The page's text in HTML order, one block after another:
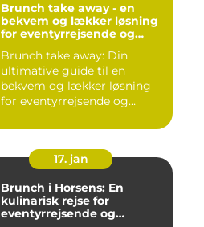
Brunch take away - en
bekvem og lækker løsning
for eventyrrejsende og
Brunch take away: Din
ultimative guide til en
bekvem og lækker løsning
for eventyrrejsende og
17. jan
Brunch i Horsens: En
kulinarisk rejse for
eventyrrejsende og